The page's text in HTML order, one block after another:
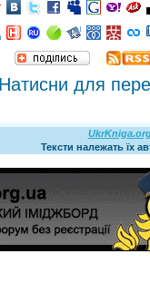
Тексти належать їх